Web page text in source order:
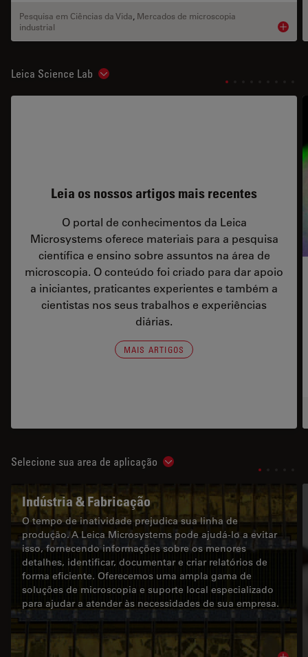
Pesquisa em Ciências da Vida Mercados de microscopia
industrial
Leica Science Lab Show subnavigation
Leia os nossos artigos mais recentes
O portal de conhecimentos da Leica
Microsystems oferece materiais para a pesquisa
científica e ensino sobre assuntos na área de
microscopia. O conteúdo foi criado para dar apoio
a iniciantes, praticantes experientes e também a
cientistas nos seus trabalhos e experiências
diárias.
MAIS ARTIGOS
Selecione sua area de aplicação Show subnavigation
Indústria & Fabricação
O tempo de inatividade prejudica sua linha de
produção. A Leica Microsystems pode ajudá-lo a evitar
isso, fornecendo informações sobre os menores
detalhes, identificar, documentar e criar relatórios de
forma eficiente. Oferecemos uma ampla gama de
soluções de microscopia e suporte local especializado
para ajudar a atender às necessidades de sua empresa.